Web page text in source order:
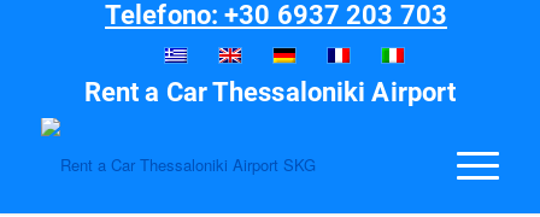
Telefono: +30 6937 203 703
Rent a Car Thessaloniki Airport